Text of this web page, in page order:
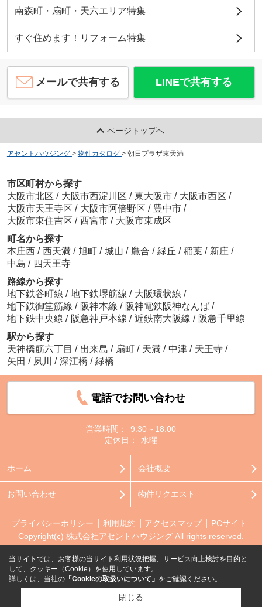
南森町・扇町・天六エリア特集
すぐ住めます！リフォーム特集
メールで共有する LINEで共有する
ページトップへ
アセントハウジング > 物件カタログ > 朝日プラザ東天満
市区町村から探す
大阪市北区 / 大阪市西淀川区 / 東大阪市 / 大阪市西区 /
大阪市天王寺区 / 大阪市阿倍野区 / 豊中市 /
大阪市東住吉区 / 西宮市 / 大阪市東成区
町名から探す
本庄西 / 西天満 / 旭町 / 城山 / 鷹合 / 緑丘 / 稲葉 / 新庄 /
中島 / 四天王寺
路線から探す
地下鉄谷町線 / 地下鉄堺筋線 / 大阪環状線 /
地下鉄御堂筋線 / 阪神本線 / 阪神電鉄阪神なんば /
地下鉄中央線 / 阪急神戸本線 / 近鉄南大阪線 / 阪急千里線
駅から探す
天神橋筋六丁目 / 出来島 / 扇町 / 天満 / 中津 / 天王寺 /
矢田 / 夙川 / 深江橋 / 緑橋
電話でお問い合わせ
営業時間：
9:30～18:00
定休日：
水曜
ホーム 会社概要
お問い合わせ 物件リクエスト
プライバシーポリシー 利用規約 アクセスマップ
PCサイト
Copyright(c) 株式会社アセントハウジング All rights reserved.
当サイトでは、お客様の当サイト利用状況把握、サービス向上検討を目的と
して、クッキー（Cookie）を使用しています。
詳しくは、当社の 「Cookieの取扱いについて」 をご確認ください。
閉じる